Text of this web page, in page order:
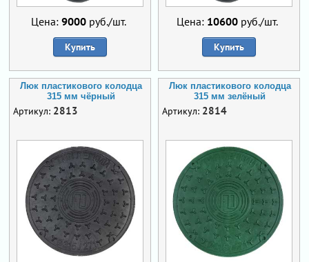
Цена: 9000руб./шт.
Купить
Цена: 10600 руб./шт.
Купить
Люк пластикового колодца
315 мм чёрный
Артикул: 2813
Люк пластикового колодца
315 мм зелёный
Артикул: 2814